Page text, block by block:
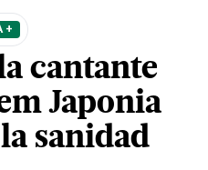
+
cantante
Japonia
sanidad